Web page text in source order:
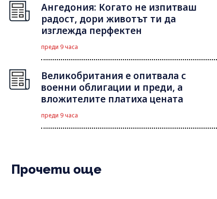
Ангедония: Когато не изпитваш
радост, дори животът ти да
изглежда перфектен
преди 9 часа
Великобритания е опитвала с
военни облигации и преди, а
вложителите платиха цената
преди 9 часа
Прочети още